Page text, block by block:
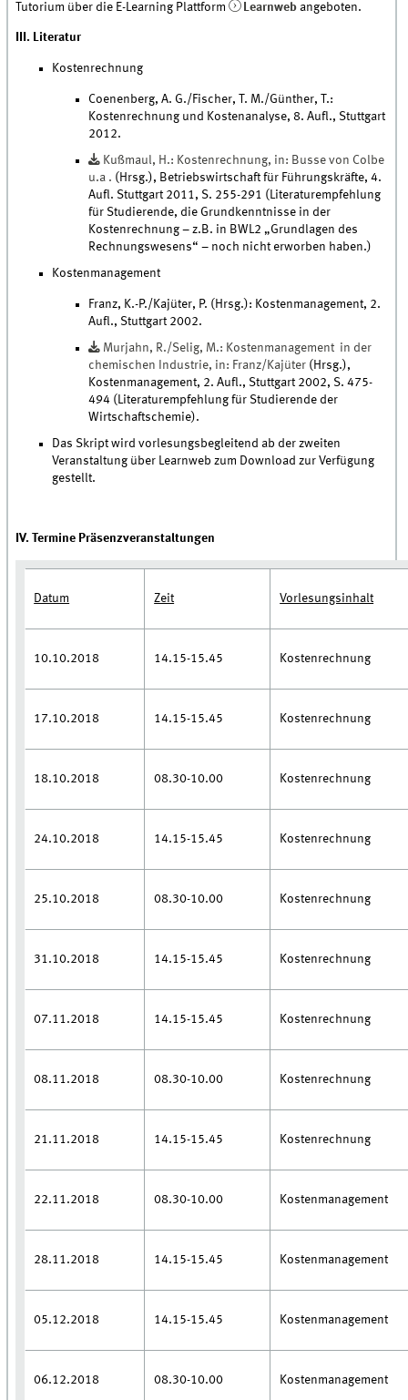
Tutorium über die E-Learning Plattform
Learnwebangeboten.
III. Literatur
Kostenrechnung
Coenenberg, A. G./Fischer, T. M./Günther, T.:
Kostenrechnung und Kostenanalyse, 8. Aufl., Stuttgart
2012.
Kußmaul, H.: Kostenrechnung, in: Busse von Colbe
u.a . (Hrsg.), Betriebswirtschaft für Führungskräfte, 4.
Aufl. Stuttgart 2011, S. 255-291 (Literaturempfehlung
für Studierende, die Grundkenntnisse in der
Kostenrechnung – z.B. in BWL2 „Grundlagen des
Rechnungswesens“ – noch nicht erworben haben.)
Kostenmanagement
Franz, K.-P./Kajüter, P. (Hrsg.): Kostenmanagement, 2.
Aufl., Stuttgart 2002.
Murjahn, R./Selig, M.: Kostenmanagement in der
chemischen Industrie, in: Franz/Kajüter (Hrsg.),
Kostenmanagement, 2. Aufl., Stuttgart 2002, S. 475-
494 (Literaturempfehlung für Studierende der
Wirtschaftschemie).
Das Skript wird vorlesungsbegleitend ab der zweiten
Veranstaltung über Learnweb zum Download zur Verfügung
gestellt.
IV. Termine Präsenzveranstaltungen
Datum Zeit Vorlesungsinhalt
10.10.2018 14.15-15.45 Kostenrechnung
17.10.2018 14.15-15.45 Kostenrechnung
18.10.2018 08.30-10.00 Kostenrechnung
24.10.2018 14.15-15.45 Kostenrechnung
25.10.2018 08.30-10.00 Kostenrechnung
31.10.2018 14.15-15.45 Kostenrechnung
07.11.2018 14.15-15.45 Kostenrechnung
08.11.2018 08.30-10.00 Kostenrechnung
21.11.2018 14.15-15.45 Kostenrechnung
22.11.2018 08.30-10.00 Kostenmanagement
28.11.2018 14.15-15.45 Kostenmanagement
05.12.2018 14.15-15.45 Kostenmanagement
06.12.2018 08.30-10.00 Kostenmanagement